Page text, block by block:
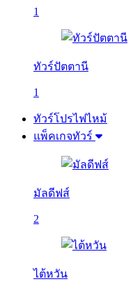
1
ทัวร์ปัตตานี
1
ทัวร์โปรไฟไหม้
แพ็คเกจทัวร์
มัลดีฟส์
2
ไต้หวัน